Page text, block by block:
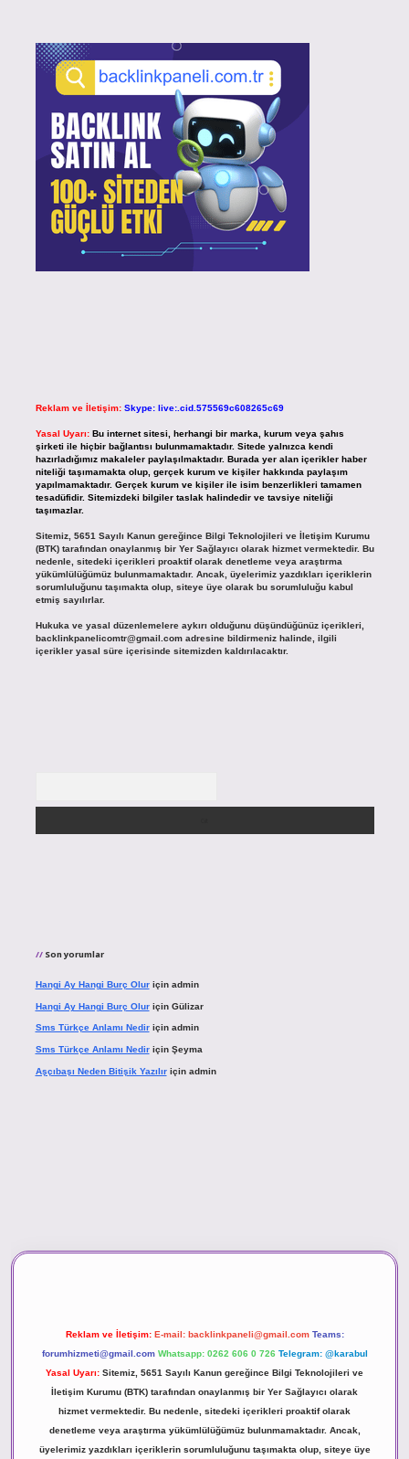
Reklam ve İletişim: Skype: live:.cid.575569c608265c69
Yasal Uyarı: Bu internet sitesi, herhangi bir marka, kurum veya şahıs
şirketi ile hiçbir bağlantısı bulunmamaktadır. Sitede yalnızca kendi
hazırladığımız makaleler paylaşılmaktadır. Burada yer alan içerikler haber
niteliği taşımamakta olup, gerçek kurum ve kişiler hakkında paylaşım
yapılmamaktadır. Gerçek kurum ve kişiler ile isim benzerlikleri tamamen
tesadüfidir. Sitemizdeki bilgiler taslak halindedir ve tavsiye niteliği
taşımazlar.
Sitemiz, 5651 Sayılı Kanun gereğince Bilgi Teknolojileri ve İletişim Kurumu
(BTK) tarafından onaylanmış bir Yer Sağlayıcı olarak hizmet vermektedir. Bu
nedenle, sitedeki içerikleri proaktif olarak denetleme veya araştırma
yükümlülüğümüz bulunmamaktadır. Ancak, üyelerimiz yazdıkları içeriklerin
sorumluluğunu taşımakta olup, siteye üye olarak bu sorumluluğu kabul
etmiş sayılırlar.
Hukuka ve yasal düzenlemelere aykırı olduğunu düşündüğünüz içerikleri,
backlinkpanelicomtr@gmail.comadresine bildirmeniz halinde, ilgili
içerikler yasal süre içerisinde sitemizden kaldırılacaktır.
Son yorumlar
Hangi Ay Hangi Burç Oluriçin admin
Hangi Ay Hangi Burç Oluriçin Gülizar
Sms Türkçe Anlamı Nediriçin admin
Sms Türkçe Anlamı Nediriçin Şeyma
Aşçıbaşı Neden Bitişik Yazılıriçin admin
Reklam ve İletişim: E-mail: backlinkpaneli@gmail.com Teams:
forumhizmeti@gmail.com Whatsapp: 0262 606 0 726 Telegram: @karabul
Yasal Uyarı: Sitemiz, 5651 Sayılı Kanun gereğince Bilgi Teknolojileri ve
İletişim Kurumu (BTK) tarafından onaylanmış bir Yer Sağlayıcı olarak
hizmet vermektedir. Bu nedenle, sitedeki içerikleri proaktif olarak
denetleme veya araştırma yükümlülüğümüz bulunmamaktadır. Ancak,
üyelerimiz yazdıkları içeriklerin sorumluluğunu taşımakta olup, siteye üye